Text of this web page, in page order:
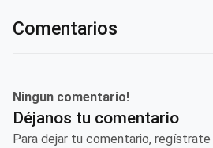
Comentarios
Ningun comentario!
Déjanos tu comentario
Para dejar tu comentario, regístrate